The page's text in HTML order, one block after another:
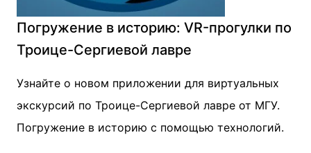
Погружение в историю: VR-прогулки по
Троице-Сергиевой лавре
Узнайте о новом приложении для виртуальных
экскурсий по Троице-Сергиевой лавре от МГУ.
Погружение в историю с помощью технологий.